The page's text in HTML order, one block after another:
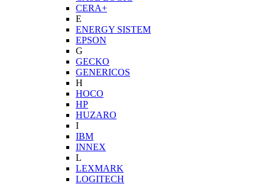
CERA+
E
ENERGY SISTEM
EPSON
G
GECKO
GENERICOS
H
HOCO
HP
HUZARO
I
IBM
INNEX
L
LEXMARK
LOGITECH